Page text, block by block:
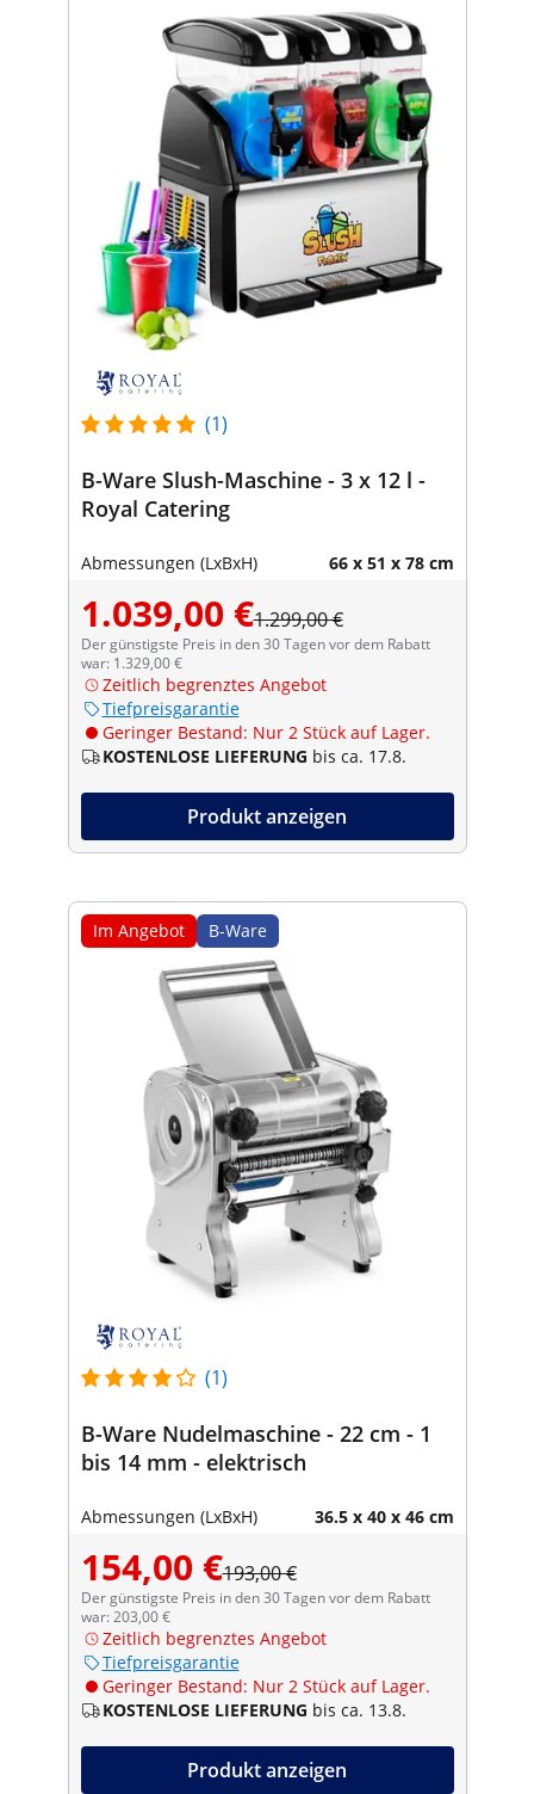
(1)
B-Ware Slush-Maschine - 3 x 12 l -
Royal Catering
Abmessungen (LxBxH) 66 x 51 x 78 cm
1.039,00 €1.299,00 €
Der günstigste Preis in den 30 Tagen vor dem Rabatt
war: 1.329,00 €
Zeitlich begrenztes Angebot
Tiefpreisgarantie
Geringer Bestand: Nur 2 Stück auf Lager.
KOSTENLOSE LIEFERUNG bis ca. 17.8.
Produkt anzeigen
Im Angebot B-Ware
(1)
B-Ware Nudelmaschine - 22 cm - 1
bis 14 mm - elektrisch
Abmessungen (LxBxH) 36.5 x 40 x 46 cm
154,00 €193,00 €
Der günstigste Preis in den 30 Tagen vor dem Rabatt
war: 203,00 €
Zeitlich begrenztes Angebot
Tiefpreisgarantie
Geringer Bestand: Nur 2 Stück auf Lager.
KOSTENLOSE LIEFERUNG bis ca. 13.8.
Produkt anzeigen